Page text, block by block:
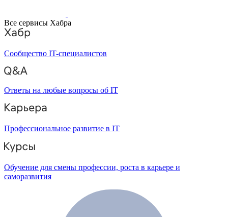
Все сервисы Хабра
Сообщество IT-специалистов
Ответы на любые вопросы об IT
Профессиональное развитие в IT
Обучение для смены профессии, роста в карьере и
саморазвития